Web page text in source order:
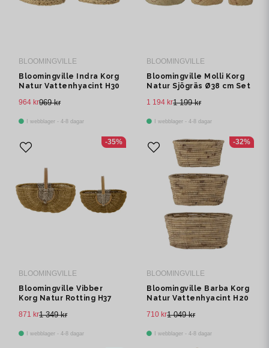
BLOOMINGVILLE
Bloomingville Indra Korg
Natur Vattenhyacint H30
969 kr
964 kr
I webblager - 4-8 dagar
BLOOMINGVILLE
Bloomingville Molli Korg
Natur Sjögräs Ø38 cm Set
1 199 kr
1 194 kr
I webblager - 4-8 dagar
BLOOMINGVILLE
Bloomingville Vibber
Korg Natur Rotting H37
1 349 kr
871 kr
I webblager - 4-8 dagar
-35%
BLOOMINGVILLE
Bloomingville Barba Korg
Natur Vattenhyacint H20
1 049 kr
710 kr
I webblager - 4-8 dagar
-32%